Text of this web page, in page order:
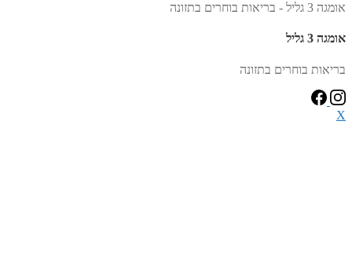
- בריאות בוחרים בתזונה
3 גליל
בוחרים בתזונה